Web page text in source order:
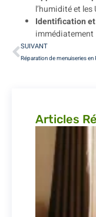
l’humidité et les
Identification
immédiatement
SUIVANT
Articles